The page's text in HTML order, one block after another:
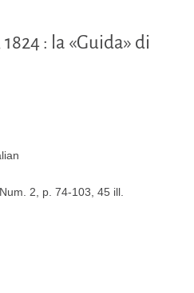
: la «Guida» di
2, p. 74-103, 45 ill.